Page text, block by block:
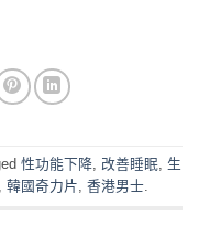
性功能下降, 改善睡眠, 生
, 韓國奇力片, 香港男士.